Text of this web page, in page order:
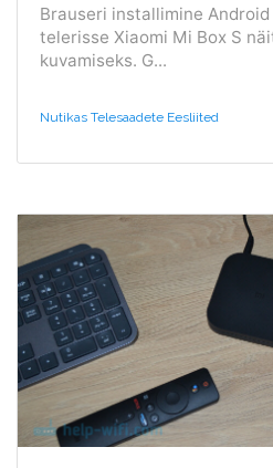
Brauseri installimine
telerisse Xiaomi Mi Box S
kuvamiseks. G...
Nutikas Telesaadete Eesliited